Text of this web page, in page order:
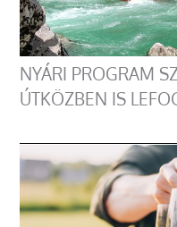
NYÁRI PROGRAM
ÚTKÖZBEN IS